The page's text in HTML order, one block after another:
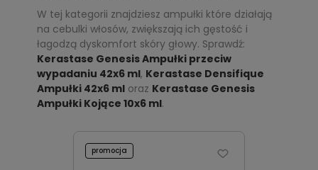
W tej kategorii znajdziesz ampułki które działają
na cebulki włosów, zwiększają ich gęstość i
łagodzą dyskomfort skóry głowy. Sprawdź:
Kerastase Genesis Ampułki przeciw
wypadaniu 42x6 ml, Kerastase Densifique
Ampułki 42x6 ml oraz Kerastase Genesis
Ampułki Kojące 10x6 ml.
promocja